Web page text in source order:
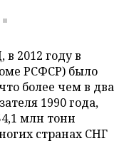
2012 году в
РСФСР) было
более чем в два
1990 года,
млн тонн
странах СНГ